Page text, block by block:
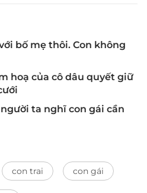
bố mẹ thôi. Con không
hoạ của cô dâu quyết giữ
ta nghĩ con gái cần
con trai con gái